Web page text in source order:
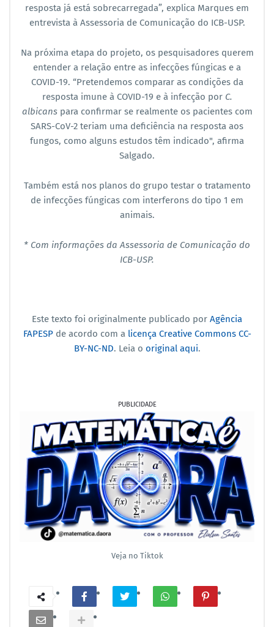
resposta já está sobrecarregada”, explica Marques em
entrevista à Assessoria de Comunicação do ICB-USP.
Na próxima etapa do projeto, os pesquisadores querem
entender a relação entre as infecções fúngicas e a
COVID-19. “Pretendemos comparar as condições da
resposta imune à COVID-19 e à infecção por C.
albicanspara confirmar se realmente os pacientes com
SARS-CoV-2 teriam uma deficiência na resposta aos
fungos, como alguns estudos têm indicado", afirma
Salgado.
Também está nos planos do grupo testar o tratamento
de infecções fúngicas com interferons do tipo 1 em
animais.
* Com informações da Assessoria de Comunicação do
ICB-USP.
Este texto foi originalmente publicado por Agência
FAPESPde acordo com a licença Creative Commons CC-
BY-NC-ND. Leia o original aqui.
PUBLICIDADE
Veja no Tiktok